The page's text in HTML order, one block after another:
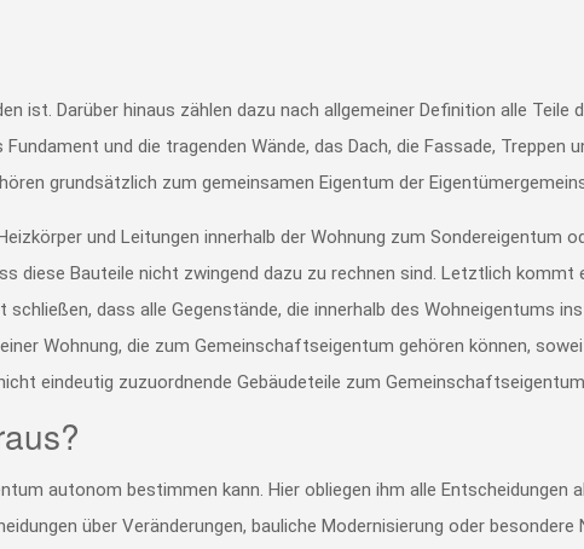
Darüber hinaus zählen dazu nach allgemeiner Definition alle Teile
und die tragenden Wände, das Dach, die Fassade, Treppen
grundsätzlich zum gemeinsamen Eigentum der
und Leitungen innerhalb der Wohnung zum Sondereigentum
Bauteile nicht zwingend dazu zu rechnen sind. Letztlich kommt
dass alle Gegenstände, die innerhalb des Wohneigentums
Wohnung, die zum Gemeinschaftseigentum gehören können,
eindeutig zuzuordnende Gebäudeteile zum
autonom bestimmen kann. Hier obliegen ihm alle Entscheidungen
über Veränderungen, bauliche Modernisierung oder besondere